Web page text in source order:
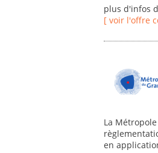
plus d'infos
[ voir l'offre
La
en